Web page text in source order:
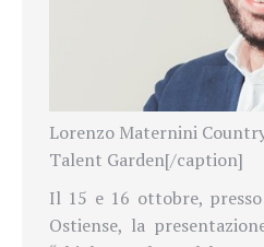
Lorenzo Maternini
Talent Garden[/caption]
Il 15 e 16 ottobre,
Ostiense, la